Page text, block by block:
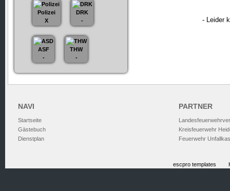
Polizei
X
DRK
-
ASF
-
THW
-
- Leider
NAVI
Startseite
Gästebuch
Dienstplan
PARTNER
Kreisfeuerwehr
Feuerwehr
escpro templates